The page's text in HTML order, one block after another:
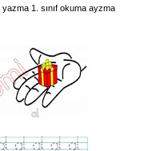
1. sınıf okuma ayzma